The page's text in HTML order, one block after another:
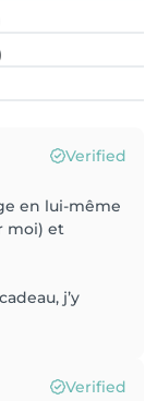
Verified
en lui-même
moi) et
j’y
Verified